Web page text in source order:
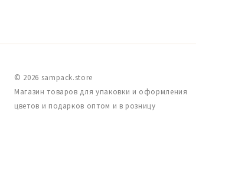
© 2026 sampack.store
Магазин товаров для упаковки и оформления
цветов и подарков оптом и в розницу